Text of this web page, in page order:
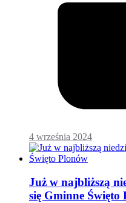
4 września 2024
Już w najbliższą
się Gminne Święto